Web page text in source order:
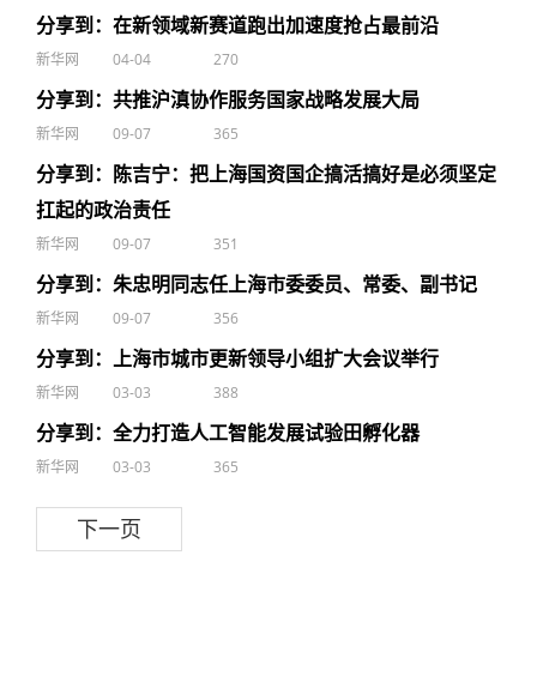
分享到：在新领域新赛道跑出加速度抢占最前沿
新华网 04-04 270
分享到：共推沪滇协作服务国家战略发展大局
新华网 09-07 365
分享到：陈吉宁：把上海国资国企搞活搞好是必须坚定
扛起的政治责任
新华网 09-07 351
分享到：朱忠明同志任上海市委委员、常委、副书记
新华网 09-07 356
分享到：上海市城市更新领导小组扩大会议举行
新华网 03-03 388
分享到：全力打造人工智能发展试验田孵化器
新华网 03-03 365
下一页